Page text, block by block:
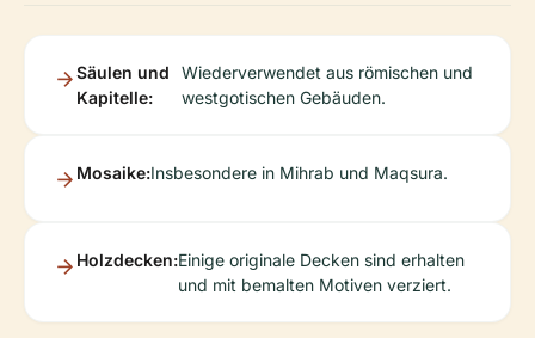
Säulen und
Kapitelle:
Wiederverwendet aus römischen und
westgotischen Gebäuden.
Mosaike:Insbesondere in Mihrab und Maqsura.
Holzdecken:Einige originale Decken sind erhalten
und mit bemalten Motiven verziert.